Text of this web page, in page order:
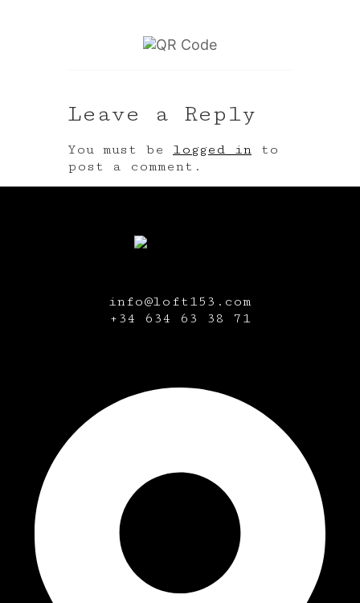
Leave a Reply
You must be logged in to
post a comment.
info@loft153.com
+34 634 63 38 71